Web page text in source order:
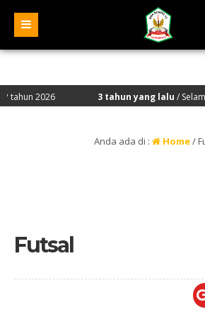
2026 3 tahun yang lalu/ Selamat
Anda ada di : Home/
Futsal